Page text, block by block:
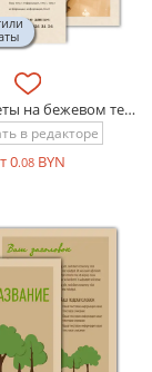
Осенние цветы на бежевом текстурном фоне
в редакторе
0.08BYN